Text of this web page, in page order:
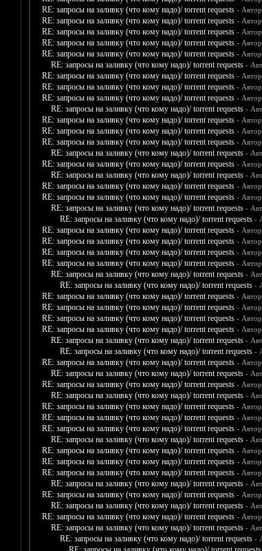
RE: запросы на заливку (что кому надо)/ torrent requests -
RE: запросы на заливку (что кому надо)/ torrent requests -
RE: запросы на заливку (что кому надо)/ torrent requests -
RE: запросы на заливку (что кому надо)/ torrent requests -
RE: запросы на заливку (что кому надо)/ torrent requests -
RE: запросы на заливку (что кому надо)/ torrent requests -
RE: запросы на заливку (что кому надо)/ torrent requests -
RE: запросы на заливку (что кому надо)/ torrent requests -
RE: запросы на заливку (что кому надо)/ torrent requests -
RE: запросы на заливку (что кому надо)/ torrent requests -
RE: запросы на заливку (что кому надо)/ torrent requests -
RE: запросы на заливку (что кому надо)/ torrent requests -
RE: запросы на заливку (что кому надо)/ torrent requests -
RE: запросы на заливку (что кому надо)/ torrent requests -
RE: запросы на заливку (что кому надо)/ torrent requests -
RE: запросы на заливку (что кому надо)/ torrent requests -
RE: запросы на заливку (что кому надо)/ torrent requests -
RE: запросы на заливку (что кому надо)/ torrent requests -
RE: запросы на заливку (что кому надо)/ torrent requests -
RE: запросы на заливку (что кому надо)/ torrent requests -
RE: запросы на заливку (что кому надо)/ torrent requests -
RE: запросы на заливку (что кому надо)/ torrent requests -
RE: запросы на заливку (что кому надо)/ torrent requests -
RE: запросы на заливку (что кому надо)/ torrent requests -
RE: запросы на заливку (что кому надо)/ torrent requests -
RE: запросы на заливку (что кому надо)/ torrent requests -
RE: запросы на заливку (что кому надо)/ torrent requests -
RE: запросы на заливку (что кому надо)/ torrent requests -
RE: запросы на заливку (что кому надо)/ torrent requests -
RE: запросы на заливку (что кому надо)/ torrent requests -
RE: запросы на заливку (что кому надо)/ torrent requests -
RE: запросы на заливку (что кому надо)/ torrent requests -
RE: запросы на заливку (что кому надо)/ torrent requests -
RE: запросы на заливку (что кому надо)/ torrent requests -
RE: запросы на заливку (что кому надо)/ torrent requests -
RE: запросы на заливку (что кому надо)/ torrent requests -
RE: запросы на заливку (что кому надо)/ torrent requests -
RE: запросы на заливку (что кому надо)/ torrent requests -
RE: запросы на заливку (что кому надо)/ torrent requests -
RE: запросы на заливку (что кому надо)/ torrent requests -
RE: запросы на заливку (что кому надо)/ torrent requests -
RE: запросы на заливку (что кому надо)/ torrent requests -
RE: запросы на заливку (что кому надо)/ torrent requests -
RE: запросы на заливку (что кому надо)/ torrent requests -
RE: запросы на заливку (что кому надо)/ torrent requests -
RE: запросы на заливку (что кому надо)/ torrent requests -
RE: запросы на заливку (что кому надо)/ torrent requests -
RE: запросы на заливку (что кому надо)/ torrent requests -
RE: запросы на заливку (что кому надо)/ torrent requests -